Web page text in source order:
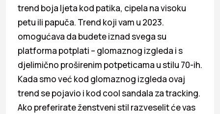
trend boja ljeta kod patika, cipela na visoku
petu ili papuča. Trend koji vam u 2023.
omogućava da budete iznad svega su
platforma potplati – glomaznog izgleda i s
djelimično proširenim potpeticama u stilu 70-ih.
Kada smo već kod glomaznog izgleda ovaj
trend se pojavio i kod cool sandala za tracking.
Ako preferirate ženstveni stil razveselit će vas